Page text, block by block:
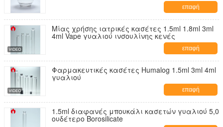
επαφή
Μίας χρήσης ιατρικές κασέτες 1.5ml 1.8ml 3ml
4ml Vape γυαλιού ινσουλίνης κενές
επαφή
Φαρμακευτικές κασέτες Humalog 1.5ml 3ml 4ml
γυαλιού
επαφή
1.5ml διαφανές μπουκάλι κασετών γυαλιού 5,0
ουδέτερο Borosilicate